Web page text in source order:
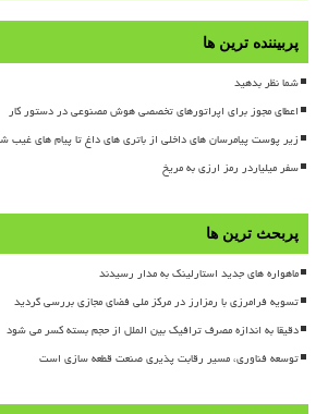
پربیننده ترین ها
شما نظر بدهید
اعطای مجوز برای اپراتورهای تخصصی هوش مصنوعی در دستور کار
زیر پوست پیامرسان های داخلی از باتری های داغ تا پیام های غیب
سفر میلیاردر رمز ارزی به مریخ
پربحث ترین ها
ماهواره های جدید استارلینک به مدار رسیدند
تسویه فرامرزی با رمزارز در مرکز ملی فضای مجازی بررسی گردید
دقیقا به اندازه مصرف ترافیک بین الملل از حجم بسته کسر می شود
توسعه فناوری، مسیر رقابت پذیری صنعت قطعه سازی است